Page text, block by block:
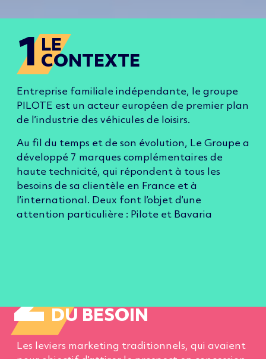
1 LE
CONTEXTE
Entreprise familiale indépendante, le groupe
PILOTE est un acteur européen de premier plan
de l’industrie des véhicules de loisirs.
Au fil du temps et de son évolution, Le Groupe a
développé 7 marques complémentaires de
haute technicité, qui répondent à tous les
besoins de sa clientèle en France et à
l’international. Deux font l’objet d’une
attention particulière : Pilote et Bavaria
Les leviers marketing traditionnels, qui avaient
2 DU BESOIN